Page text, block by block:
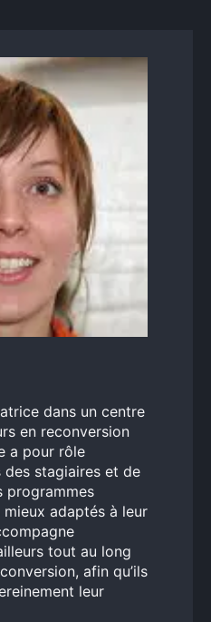
dans un centre
en reconversion
a pour rôle
des stagiaires et de
programmes
mieux adaptés à leur
tout au long
afin qu’ils
leur